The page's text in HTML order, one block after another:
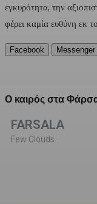
εγκυρότητα, την
φέρει καμία ευθύνη εκ
Facebook Messenger
Ο καιρός στα
FARSALA
Few Clouds